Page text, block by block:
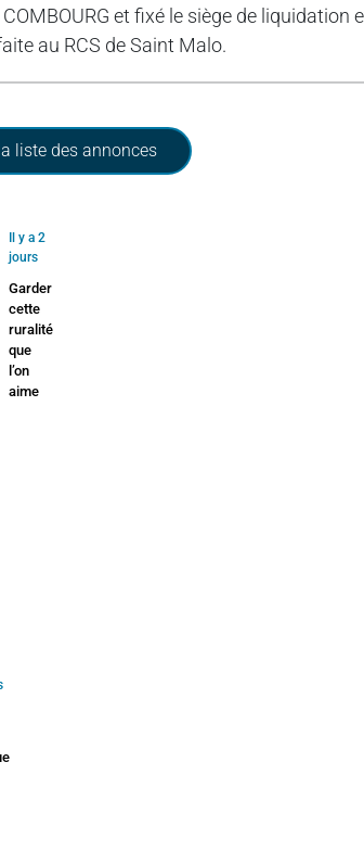
et fixé le siège de liquidation
au RCS de Saint Malo.
liste des annonces
Il y a 2
jours
Garder
cette
ruralité
que
l’on
aime